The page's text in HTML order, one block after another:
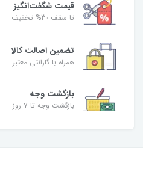
قیمت شگفت‌انگیز
تا سقف 30% تخفیف
تضمین اصالت کالا
همراه با گارانتی معتبر
بازگشت وجه
بازگشت وجه تا ۷ روز